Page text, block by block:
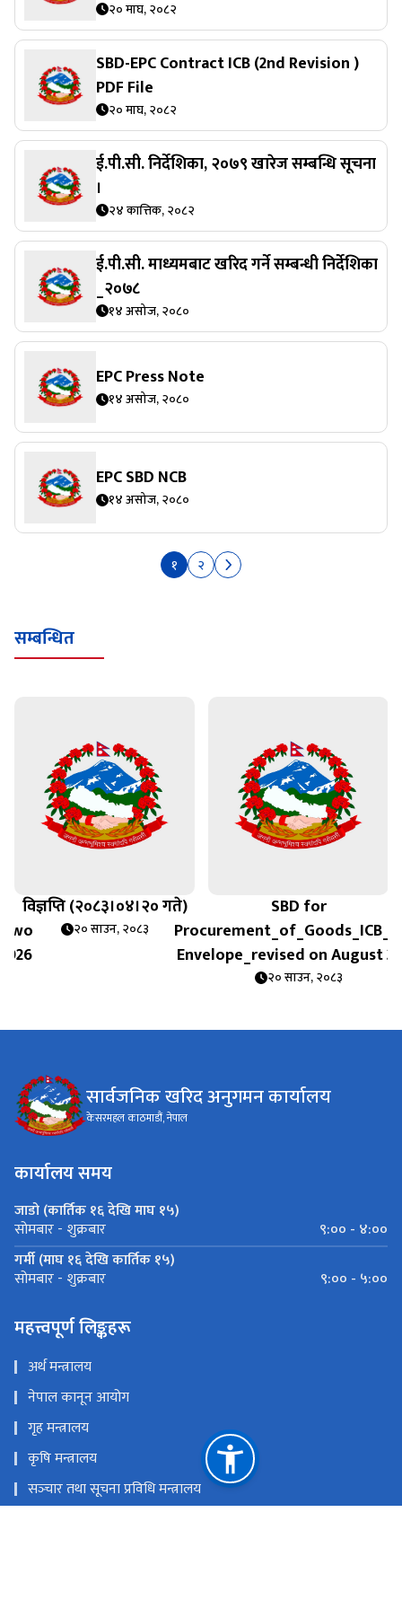
२० माघ, २०८२
SBD-EPC Contract ICB (2nd Revision )
PDF File
२० माघ, २०८२
ई.पी.सी. निर्देशिका, २०७९ खारेज सम्बन्धि सूचना
।
२४ कात्तिक, २०८२
ई.पी.सी. माध्यमबाट खरिद गर्ने सम्बन्धी निर्देशिका
_२०७८
१४ असोज, २०८०
EPC Press Note
१४ असोज, २०८०
EPC SBD NCB
१४ असोज, २०८०
१ २
सम्बन्धित
विज्ञप्ति (२०८३।०४।२० गते)
२० साउन, २०८३
SBD for
Envelope_revised on August
२० साउन, २०८३
सार्वजनिक खरिद अनुगमन कार्यालय
केसरमहल काठमाडौं, नेपाल
कार्यालय समय
जाडो (कार्तिक १६ देखि माघ १५)
सोमबार - शुक्रबार
९:०० - ४:००
गर्मी (माघ १६ देखि कार्तिक १५)
सोमबार - शुक्रबार ९:०० - ५:००
महत्त्वपूर्ण लिङ्कहरू
अर्थ मन्त्रालय
नेपाल कानून आयोग
गृह मन्त्रालय
कृषि मन्त्रालय
सञ्‍चार तथा सूचना प्रविधि मन्त्रालय